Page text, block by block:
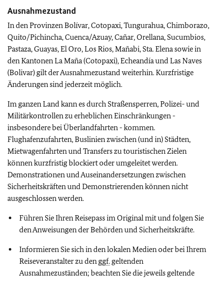
Ausnahmezustand
In den Provinzen Bolívar, Cotopaxi, Tungurahua, Chimborazo,
Quito/Pichincha, Cuenca/Azuay, Cañar, Orellana, Sucumbios,
Pastaza, Guayas, El Oro, Los Rios, Mañabi, Sta. Elena sowie in
den Kantonen La Maña (Cotopaxi), Echeandía und Las Naves
(Bolivar) gilt der Ausnahmezustand weiterhin. Kurzfristige
Änderungen sind jederzeit möglich.
Im ganzen Land kann es durch Straßensperren, Polizei- und
Militärkontrollen zu erheblichen Einschränkungen -
insbesondere bei Überlandfahrten - kommen.
Flughafenzufahrten, Buslinien zwischen (und in) Städten,
Mietwagenfahrten und Transfers zu touristischen Zielen
können kurzfristig blockiert oder umgeleitet werden.
Demonstrationen und Auseinandersetzungen zwischen
Sicherheitskräften und Demonstrierenden können nicht
ausgeschlossen werden.
Führen Sie Ihren Reisepass im Original mit und folgen Sie
den Anweisungen der Behörden und Sicherheitskräfte.
Informieren Sie sich in den lokalen Medien oder bei Ihrem
Reiseveranstalter zu den ggf. geltenden
Ausnahmezuständen; beachten Sie die jeweils geltende